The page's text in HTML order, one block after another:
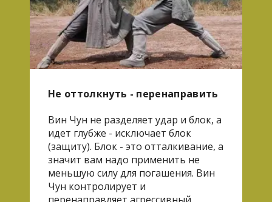
Не оттолкнуть - перенаправить
Вин Чун не разделяет удар и блок, а
идет глубже - исключает блок
(защиту). Блок - это отталкивание, а
значит вам надо применить не
меньшую силу для погашения. Вин
Чун контролирует и